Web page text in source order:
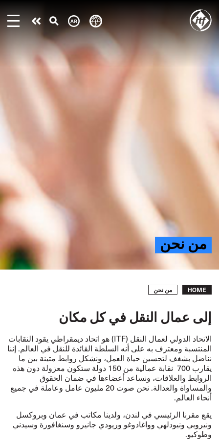
Skip
to
main
content
من نحن
Take
action
Breadcrumb
HOME من نحن
إلى عمال النقل في كل مكان
الاتحاد الدولي لعمال النقل (ITF) هو اتحاد ديمقراطي يقود النقابات
المنتسبة ومعترف به على أنه السلطة القائدة للنقل في العالم. إننا
نناضل بشغف لتحسين حياة العمل، ونشكل روابط متينة بين ما
يقارب 700 نقابة عمالية من 150 دولة ستكون معزولة دون هذه
الروابط والعلاقات، ونساعد أعضاءها في ضمان الحقوق
والمساواة والعدالة. نحن صوت 20 مليون عامل وعاملة في جميع
أنحاء العالم.
يقع مقرنا الرئيسي في لندن، ولدينا مكاتب في عمان وبروكسل
ونيروبي ونيودلهي وواغادوغو وريودي جانيرو وسنغافورة وسيدني
وطوكيو.